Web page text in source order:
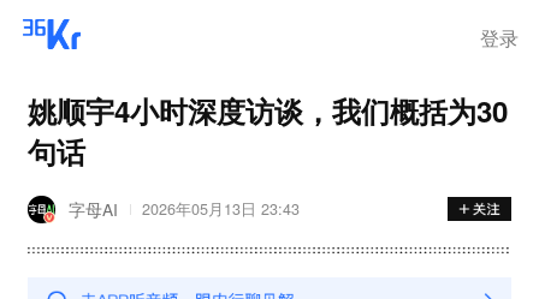
登录
姚顺宇4小时深度访谈，我们概括为30
句话
字母AI 2026年05月13日 23:43